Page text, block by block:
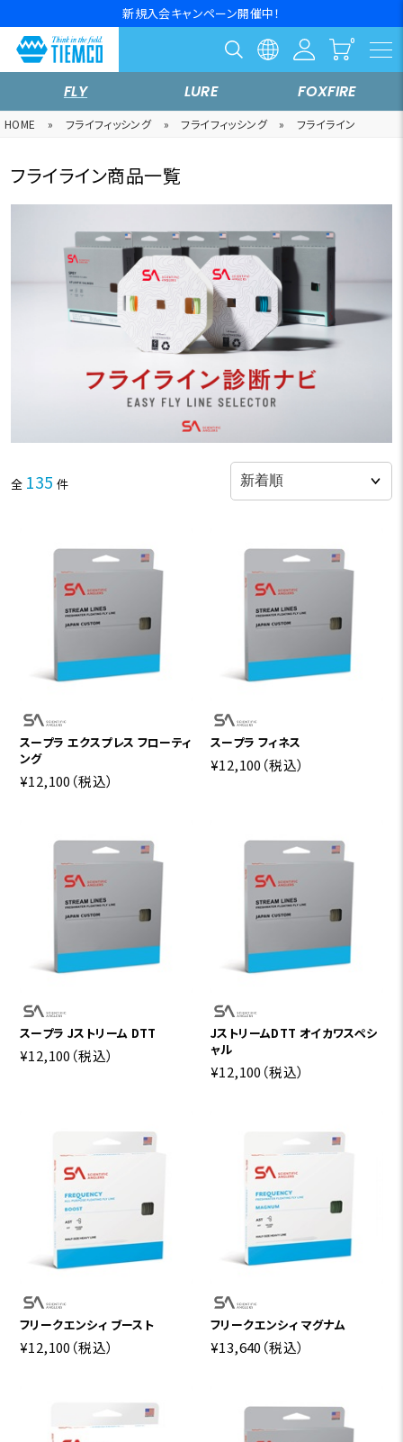
新規入会キャンペーン開催中！
FLY LURE FOXFIRE
HOME » フライフィッシング » フライフィッシング » フライライン
フライライン商品一覧
全 135 件
スープラ エクスプレス フローティ
ング
¥12,100 （税込）
スープラ フィネス
¥12,100 （税込）
スープラ Jストリーム DTT
¥12,100 （税込）
JストリームDTT オイカワスペシ
ャル
¥12,100 （税込）
フリークエンシィ ブースト
¥12,100 （税込）
フリークエンシィ マグナム
¥13,640 （税込）